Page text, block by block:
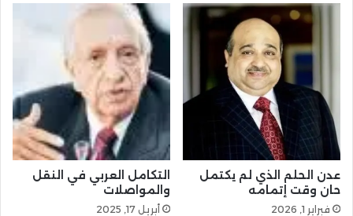
عدن الحلم الذي لم يكتمل
حان وقت إتمامه
فبراير 1, 2026
التكامل العربي في النقل
والمواصلات
أبريل 17, 2025